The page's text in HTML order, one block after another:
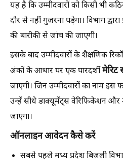
यह है कि उम्मीदवारों को किसी भी
दौर से नहीं गुजरना पड़ेगा। विभाग
की बारीकी से जांच की जाएगी।
इसके बाद उम्मीदवारों के शैक्षणिक
अंकों के आधार पर एक पारदर्शी
जाएगी। जिन उम्मीदवारों का नाम
उन्हें सीधे डाक्यूमेंट्स वेरिफिकेशन और
जाएगा।
ऑनलाइन आवेदन कैसे करें
सबसे पहले मध्य प्रदेश बिजली